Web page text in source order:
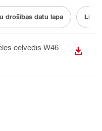
drošības datu lapa
ceļvedis W46